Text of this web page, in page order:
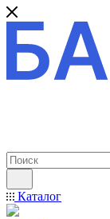
Каталог